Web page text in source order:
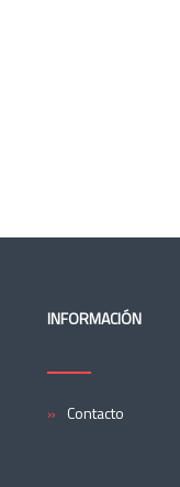
INFORMACIÓN
Contacto